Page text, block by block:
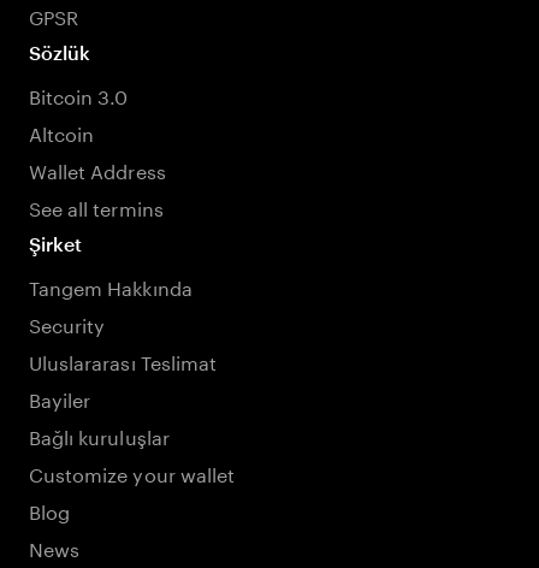
GPSR
Sözlük
Bitcoin 3.0
Altcoin
Wallet Address
See all termins
Şirket
Tangem Hakkında
Security
Uluslararası Teslimat
Bayiler
Bağlı kuruluşlar
Customize your wallet
Blog
News